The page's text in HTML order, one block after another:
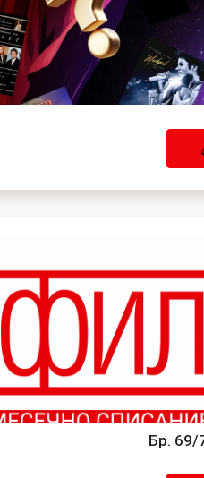
Бр. 69/